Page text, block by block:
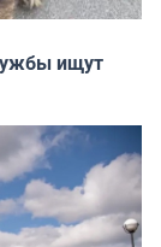
ищут